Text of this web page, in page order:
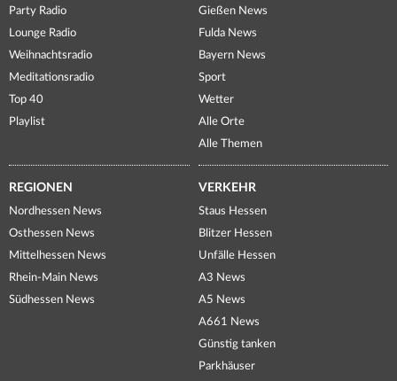
Party Radio
Lounge Radio
Weihnachtsradio
Meditationsradio
Top 40
Playlist
Gießen News
Fulda News
Bayern News
Sport
Wetter
Alle Orte
Alle Themen
REGIONEN
Nordhessen News
Osthessen News
Mittelhessen News
Rhein-Main News
Südhessen News
VERKEHR
Staus Hessen
Blitzer Hessen
Unfälle Hessen
A3 News
A5 News
A661 News
Günstig tanken
Parkhäuser